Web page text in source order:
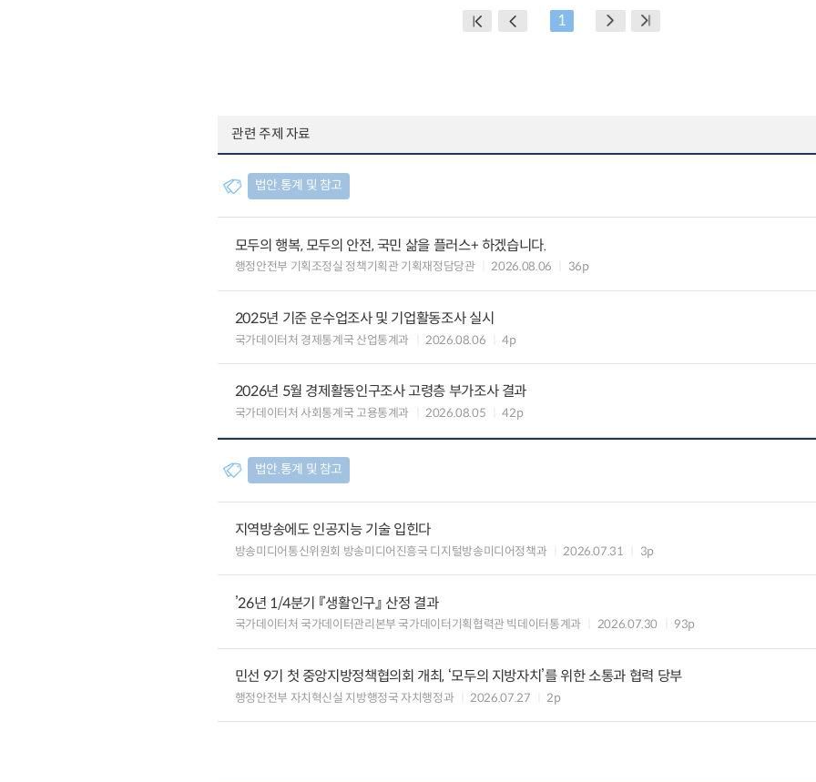
1
관련 주제 자료
법안.통계 및 참고
모두의 행복, 모두의 안전, 국민 삶을 플러스+ 하겠습니다.
행정안전부 기획조정실 정책기획관 기획재정담당관 2026.08.06 36p
2025년 기준 운수업조사 및 기업활동조사 실시
국가데이터처 경제통계국 산업통계과 2026.08.06 4p
2026년 5월 경제활동인구조사 고령층 부가조사 결과
국가데이터처 사회통계국 고용통계과 2026.08.05 42p
법안.통계 및 참고
지역방송에도 인공지능 기술 입힌다
방송미디어통신위원회 방송미디어진흥국 디지털방송미디어정책과 2026.07.31 3p
’26년 1/4분기 『생활인구』 산정 결과
국가데이터처 국가데이터관리본부 국가데이터기획협력관 빅데이터통계과 2026.07.30 93p
민선 9기 첫 중앙지방정책협의회 개최, ‘모두의 지방자치’를 위한 소통과 협력 당부
행정안전부 자치혁신실 지방행정국 자치행정과 2026.07.27 2p